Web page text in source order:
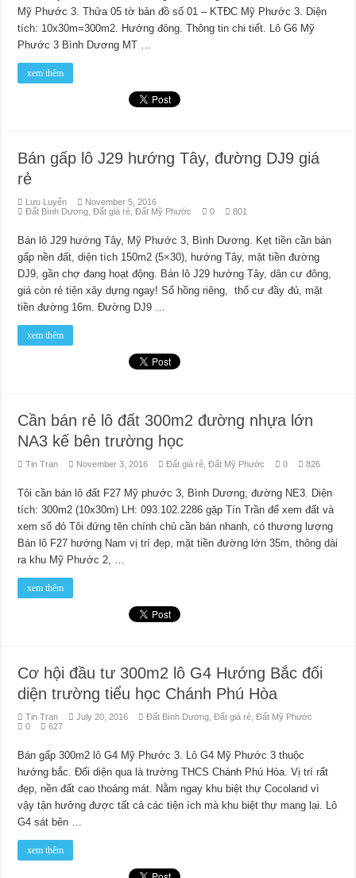
Mỹ Phước 3. Thửa 05 tờ bản đồ số 01 – KTĐC Mỹ Phước 3. Diện
tích: 10x30m=300m2. Hướng đông. Thông tin chi tiết. Lô G6 Mỹ
Phước 3 Bình Dương MT …
xem thêm
Bán gấp lô J29 hướng Tây, đường DJ9 giá
rẻ
Lưu Luyến
November 5, 2016
Đất Bình Dương ,Đất giá rẻ ,Đất Mỹ Phước 0 801
Bán lô J29 hướng Tây, Mỹ Phước 3, Bình Dương. Kẹt tiền cần bán
gấp nền đất, diện tích 150m2 (5×30), hướng Tây, mặt tiền đường
DJ9, gần chợ đang hoạt động. Bán lô J29 hướng Tây, dân cư đông,
giá còn rẻ tiện xây dựng ngay! Sổ hồng riêng, thổ cư đầy đủ, mặt
tiền đường 16m. Đường DJ9 …
xem thêm
Cần bán rẻ lô đất 300m2 đường nhựa lớn
NA3 kế bên trường học
Tin Tran November 3, 2016 Đất giá rẻ ,Đất Mỹ Phước 0 826
Tôi cần bán lô đất F27 Mỹ phước 3, Bình Dương, đường NE3. Diện
tích: 300m2 (10x30m) LH: 093.102.2286 gặp Tín Trần để xem đất và
xem sổ đỏ Tôi đứng tên chính chủ cần bán nhanh, có thương lượng
Bán lô F27 hướng Nam vị trí đẹp, mặt tiền đường lớn 35m, thông dài
ra khu Mỹ Phước 2, …
xem thêm
Cơ hội đầu tư 300m2 lô G4 Hướng Bắc đối
diện trường tiểu học Chánh Phú Hòa
Tin Tran July 20, 2016 Đất Bình Dương ,Đất giá rẻ ,Đất Mỹ Phước
0
627
Bán gấp 300m2 lô G4 Mỹ Phước 3. Lô G4 Mỹ Phước 3 thuộc
hướng bắc. Đối diện qua là trường THCS Chánh Phú Hòa. Vị trí rất
đẹp, nền đất cao thoáng mát. Nằm ngay khu biệt thự Cocoland vì
vậy tận hưởng được tất cả các tiện ích mà khu biệt thự mang lại. Lô
G4 sát bên …
xem thêm